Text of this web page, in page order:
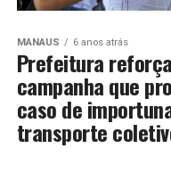
MANAUS 6 anos atrás
Prefeitura
campanha que
caso de
transporte